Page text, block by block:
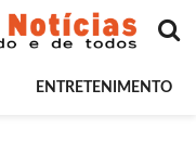
ENTRETENIMENTO